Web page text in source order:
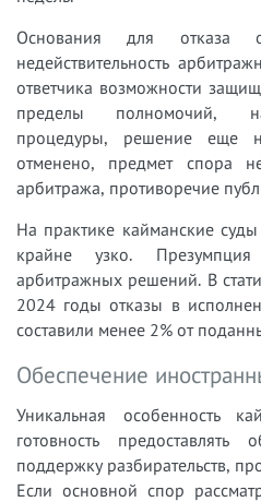
Основания для отказа
недействительность
ответчика возможности
пределы полномочий,
процедуры, решение еще
отменено, предмет спора
арбитража, противоречие
На практике кайманские
крайне узко.
арбитражных решений. В
2024 годы отказы в
составили менее 2% от
Обеспечение
Уникальная особенность
готовность
поддержку разбирательств,
Если основной спор